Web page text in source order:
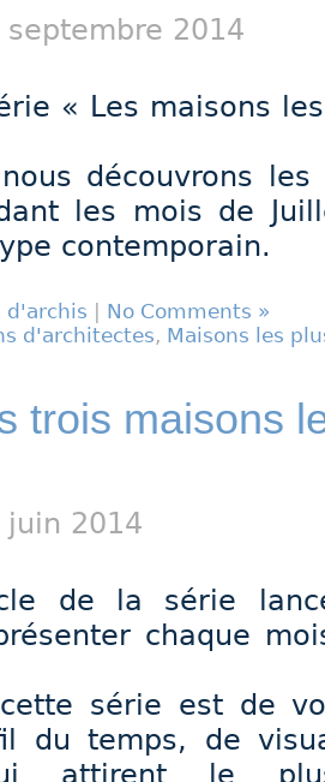
septembre 2014
« Les maisons
nous découvrons
les mois de
contemporain.
d'archis
No Comments »
d'architectes, Maisons les
trois maisons
juin 2014
de la série
chaque
cette série est de
du temps, de
attirent le